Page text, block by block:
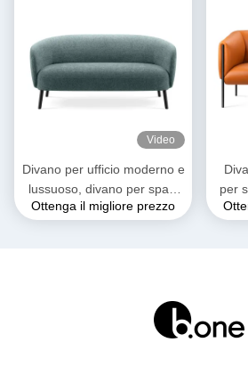
Video
Divano per ufficio moderno e
lussuoso, divano per spazi
piccoli.
Ottenga il migliore prezzo
per
due